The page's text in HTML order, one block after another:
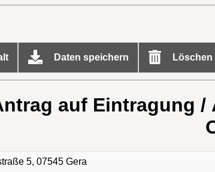
Daten speichern Löschen
auf Eintragung /
5, 07545 Gera